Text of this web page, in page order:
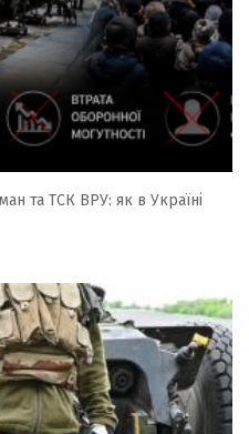
та ТСК ВРУ: як в Україні